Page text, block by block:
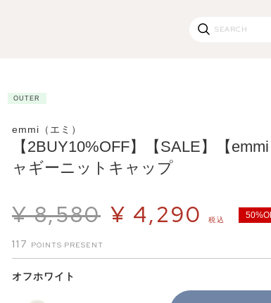
OUTER
emmi（エミ）
【2BUY10%OFF】【SALE】【
ャギーニットキャップ
¥ 8,580 ¥ 4,290 税込
117
オフホワイト